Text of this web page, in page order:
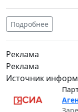
Подробнее
Реклама
Реклама
Источник